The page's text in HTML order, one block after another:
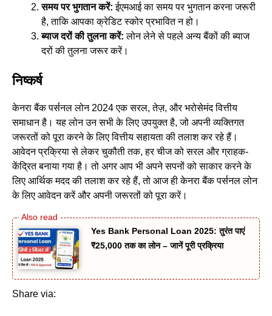
समय पर भुगतान करें: ईएमआई का समय पर भुगतान करना जरूरी
है, ताकि आपका क्रेडिट स्कोर प्रभावित न हो।
ब्याज दरों की तुलना करें: लोन लेने से पहले अन्य बैंकों की ब्याज
दरों की तुलना जरूर करें।
निष्कर्ष
केनरा बैंक पर्सनल लोन 2024 एक सरल, तेज़, और भरोसेमंद वित्तीय
समाधान है। यह लोन उन सभी के लिए उपयुक्त है, जो अपनी व्यक्तिगत
जरूरतों को पूरा करने के लिए वित्तीय सहायता की तलाश कर रहे हैं।
आवेदन प्रक्रिया से लेकर चुकौती तक, हर चीज को सरल और ग्राहक-
केंद्रित बनाया गया है। तो अगर आप भी अपने सपनों को साकार करने के
लिए आर्थिक मदद की तलाश कर रहे हैं, तो आज ही केनरा बैंक पर्सनल लोन
के लिए आवेदन करें और अपनी जरूरतों को पूरा करें।
Yes Bank Personal Loan 2025: तुरंत पाएं
₹25,000 तक का लोन – जानें पूरी प्रक्रिया
Share via: